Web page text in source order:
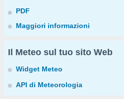
PDF
Maggiori informazioni
Il Meteo sul tuo sito Web
Widget Meteo
API di Meteorologia